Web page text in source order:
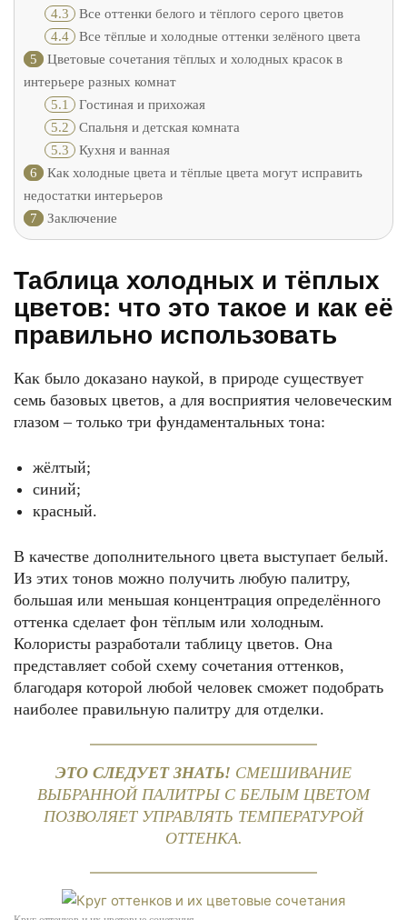
4.3 Все оттенки белого и тёплого серого цветов
4.4 Все тёплые и холодные оттенки зелёного цвета
5
Цветовые сочетания тёплых и холодных красок в
интерьере разных комнат
5.1 Гостиная и прихожая
5.2 Спальня и детская комната
5.3 Кухня и ванная
6
Как холодные цвета и тёплые цвета могут исправить
недостатки интерьеров
7
Заключение
Таблица холодных и тёплых
цветов: что это такое и как её
правильно использовать
Как было доказано наукой, в природе существует
семь базовых цветов, а для восприятия человеческим
глазом – только три фундаментальных тона:
жёлтый;
синий;
красный.
В качестве дополнительного цвета выступает белый.
Из этих тонов можно получить любую палитру,
большая или меньшая концентрация определённого
оттенка сделает фон тёплым или холодным.
Колористы разработали таблицу цветов. Она
представляет собой схему сочетания оттенков,
благодаря которой любой человек сможет подобрать
наиболее правильную палитру для отделки.
ЭТО СЛЕДУЕТ ЗНАТЬ! СМЕШИВАНИЕ
ВЫБРАННОЙ ПАЛИТРЫ С БЕЛЫМ ЦВЕТОМ
ПОЗВОЛЯЕТ УПРАВЛЯТЬ ТЕМПЕРАТУРОЙ
ОТТЕНКА.